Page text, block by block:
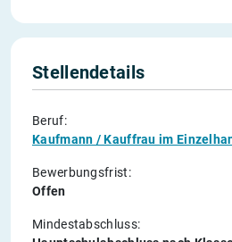
Stellendetails
Beruf:
Kaufmann / Kauffrau im
Bewerbungsfrist:
Offen
Mindestabschluss: